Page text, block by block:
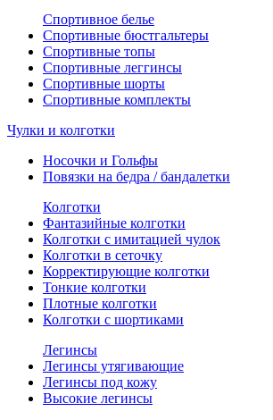
Спортивное белье
Спортивные бюстгальтеры
Спортивные топы
Спортивные леггинсы
Спортивные шорты
Спортивные комплекты
Чулки и колготки
Носочки и Гольфы
Повязки на бедра / бандалетки
Колготки
Фантазийные колготки
Колготки с имитацией чулок
Колготки в сеточку
Корректирующие колготки
Тонкие колготки
Плотные колготки
Колготки с шортиками
Легинсы
Легинсы утягивающие
Легинсы под кожу
Высокие легинсы